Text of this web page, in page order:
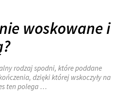
woskowane i
rodzaj spodni, które poddane
dzięki której wskoczyły na
ten polega …